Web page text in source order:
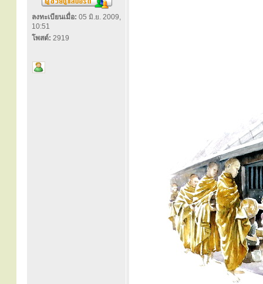
ลงทะเบียนเมื่อ: 05 มิ.ย. 2009,
10:51
โพสต์: 2919